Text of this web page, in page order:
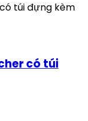
có túi